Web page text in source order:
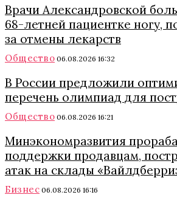
Врачи Александровской
68-летней пациентке ногу,
за отмены лекарств
Общество 06.08.2026 16:32
В России предложили
перечень олимпиад для
Общество 06.08.2026 16:21
Минэкономразвития
поддержки продавцам,
атак на склады
Бизнес 06.08.2026 16:16